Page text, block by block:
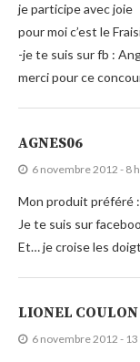
je participe avec joie
pour moi c’est le
-je te suis sur fb :
merci pour ce
AGNES06
6 novembre 2012 - 8
Mon produit préféré :
Je te suis sur
Et… je croise les
LIONEL COULON
6 novembre 2012 - 13